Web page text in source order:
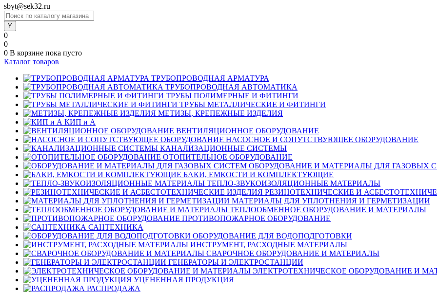
sbyt@sek32.ru
0
0
0 В корзине пока пусто
Каталог товаров
ТРУБОПРОВОДНАЯ АРМАТУРА
ТРУБОПРОВОДНАЯ АВТОМАТИКА
ТРУБЫ ПОЛИМЕРНЫЕ И ФИТИНГИ
ТРУБЫ МЕТАЛЛИЧЕСКИЕ И ФИТИНГИ
МЕТИЗЫ, КРЕПЕЖНЫЕ ИЗДЕЛИЯ
КИП и А
ВЕНТИЛЯЦИОННОЕ ОБОРУДОВАНИЕ
НАСОСНОЕ И СОПУТСТВУЮЩЕЕ ОБОРУДОВАНИЕ
КАНАЛИЗАЦИОННЫЕ СИСТЕМЫ
ОТОПИТЕЛЬНОЕ ОБОРУДОВАНИЕ
ОБОРУДОВАНИЕ И МАТЕРИАЛЫ ДЛЯ ГАЗОВЫХ
БАКИ, ЕМКОСТИ И КОМПЛЕКТУЮЩИЕ
ТЕПЛО-ЗВУКОИЗОЛЯЦИОННЫЕ МАТЕРИАЛЫ
РЕЗИНОТЕХНИЧЕСКИЕ И
МАТЕРИАЛЫ ДЛЯ УПЛОТНЕНИЯ И ГЕРМЕТИЗАЦИИ
ТЕПЛООБМЕННОЕ ОБОРУДОВАНИЕ И МАТЕРИАЛЫ
ПРОТИВОПОЖАРНОЕ ОБОРУДОВАНИЕ
САНТЕХНИКА
ОБОРУДОВАНИЕ ДЛЯ ВОДОПОДГОТОВКИ
ИНСТРУМЕНТ, РАСХОДНЫЕ МАТЕРИАЛЫ
СВАРОЧНОЕ ОБОРУДОВАНИЕ И МАТЕРИАЛЫ
ГЕНЕРАТОРЫ И ЭЛЕКТРОСТАНЦИИ
ЭЛЕКТРОТЕХНИЧЕСКОЕ ОБОРУДОВАНИЕ И
УЦЕНЕННАЯ ПРОДУКЦИЯ
РАСПРОДАЖА